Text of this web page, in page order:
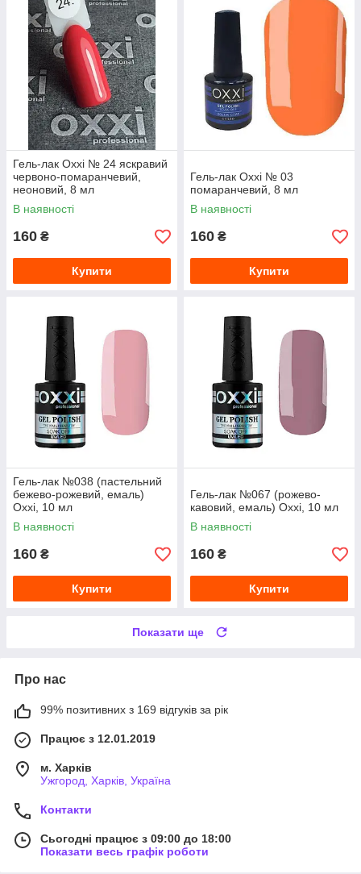
Гель-лак Oxxi № 24 яскравий
червоно-помаранчевий,
неоновий, 8 мл
В наявності
160 ₴
Купити
Гель-лак Oxxi № 03
помаранчевий, 8 мл
В наявності
160 ₴
Купити
Гель-лак №038 (пастельний
бежево-рожевий, емаль)
Oxxi, 10 мл
В наявності
160 ₴
Купити
Гель-лак №067 (рожево-
кавовий, емаль) Oxxi, 10 мл
В наявності
160 ₴
Купити
Показати ще
Про нас
99% позитивних з 169 відгуків за рік
Працює з 12.01.2019
м. Харків
Ужгород, Харків, Україна
Контакти
Сьогодні працює з 09:00 до 18:00
Показати весь графік роботи